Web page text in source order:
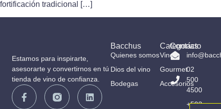
fortificación tradicional […]
Estamos para inspirarte,
asesorarte y convertirnos en tú
tienda de vino de confianza.
Bacchus
Quienes somos
Dios del vino
Bodegas
Categorías
Vinos
Gourmet
Accesorios
Contacto
02
500
4500
+593